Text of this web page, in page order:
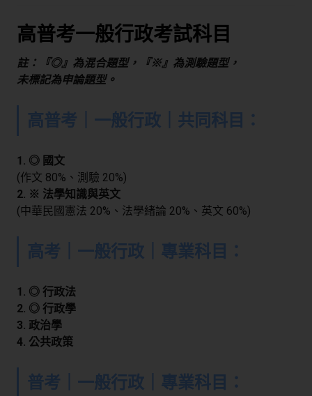
高普考一般行政考試科目
註：『◎』為混合題型，『※』為測驗題型，
未標記為申論題型。
高普考｜一般行政｜共同科目：
1. ◎ 國文
(作文 80%、測驗 20%)
2. ※ 法學知識與英文
(中華民國憲法 20%、法學緒論 20%、英文 60%)
高考｜一般行政｜專業科目：
1. ◎ 行政法
2. ◎ 行政學
3. 政治學
4. 公共政策
普考｜一般行政｜專業科目：